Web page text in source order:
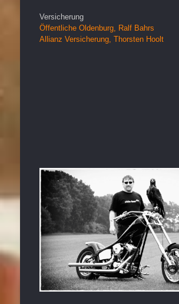
Versicherung
Öffentliche Oldenburg, Ralf Bahrs
Allianz Versicherung, Thorsten Hoolt